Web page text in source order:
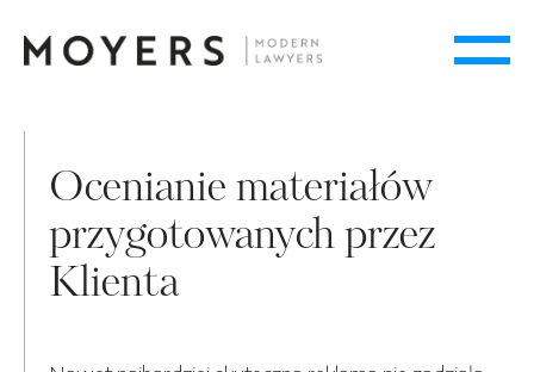
Ocenianie materiałów
przygotowanych przez
Klienta